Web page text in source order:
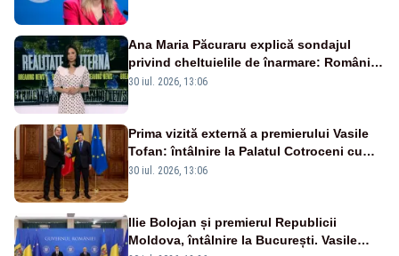
Ana Maria Păcuraru explică sondajul
privind cheltuielile de înarmare: Românii
cer transparență în achiziții și un echilibru
30 iul. 2026, 13:06
Prima vizită externă a premierului Vasile
Tofan: întâlnire la Palatul Cotroceni cu
președintele Nicușor Dan
30 iul. 2026, 13:06
Ilie Bolojan și premierul Republicii
Moldova, întâlnire la București. Vasile